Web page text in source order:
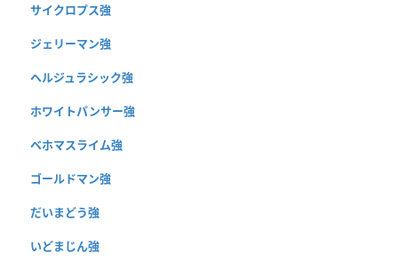
サイクロプス強
ジェリーマン強
ヘルジュラシック強
ホワイトパンサー強
ベホマスライム強
ゴールドマン強
だいまどう強
いどまじん強